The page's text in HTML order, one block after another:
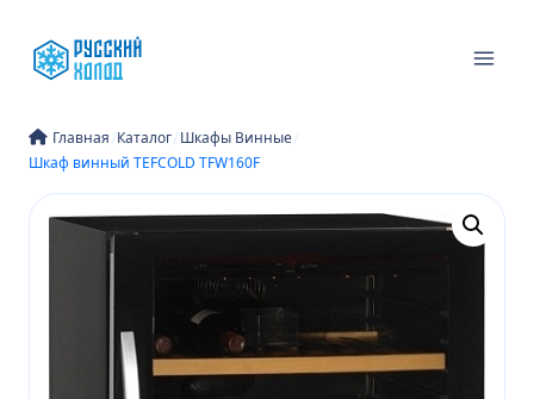
содержимому
Главная/Каталог/Шкафы Винные/
Шкаф винный TEFCOLD TFW160F